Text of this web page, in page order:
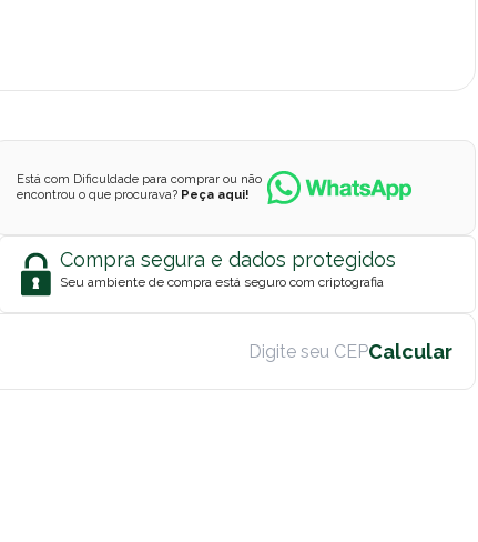
Está com Dificuldade para comprar ou não
encontrou o que procurava? Peça aqui!
Compra segura e dados protegidos
Seu ambiente de compra está seguro com criptografia